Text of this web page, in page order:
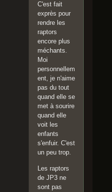
C'est fait
exprès pour
rendre les
raptors
encore plus
méchants.
Moi
personnellem
ent, je n'aime
pas du tout
quand elle se
met à sourire
quand elle
voit les
enfants
s'enfuir. C'est
un peu trop.
Les raptors
de JP3 ne
sont pas